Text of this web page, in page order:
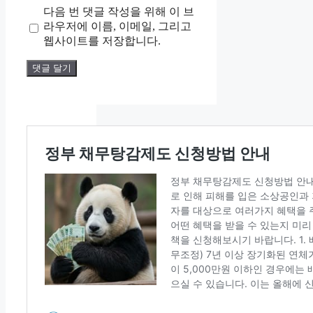
트
다음 번 댓글 작성을 위해 이 브
라우저에 이름, 이메일, 그리고
웹사이트를 저장합니다.